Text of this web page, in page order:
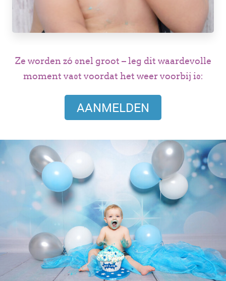
Ze worden zó snel groot – leg dit waardevolle
moment vast voordat het weer voorbij is:
AANMELDEN